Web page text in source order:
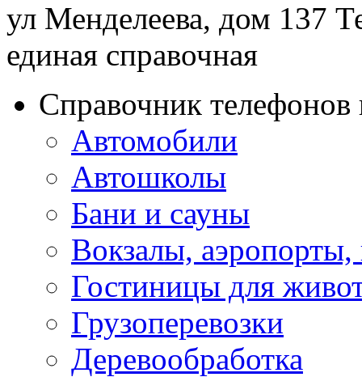
ул Менделеева, дом 137
единая справочная
Справочник
Автомобили
Автошколы
Бани и сауны
Вокзалы,
Гостиницы для
Грузоперевозки
Деревообработка